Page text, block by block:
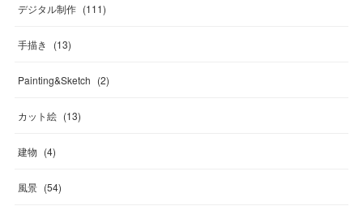
デジタル制作 (111)
手描き (13)
Painting&Sketch (2)
カット絵 (13)
建物 (4)
風景 (54)